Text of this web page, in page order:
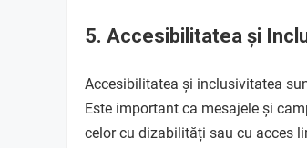
5. Accesibilitatea și
Accesibilitatea și inclusivitatea
Este important ca mesajele și
celor cu dizabilități sau cu acces